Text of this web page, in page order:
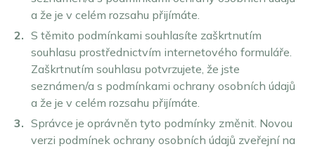
a že je v celém rozsahu přijímáte.
S těmito podmínkami souhlasíte zaškrtnutím
souhlasu prostřednictvím internetového formuláře.
Zaškrtnutím souhlasu potvrzujete, že jste
seznámen/a s podmínkami ochrany osobních údajů
a že je v celém rozsahu přijímáte.
Správce je oprávněn tyto podmínky změnit. Novou
verzi podmínek ochrany osobních údajů zveřejní na